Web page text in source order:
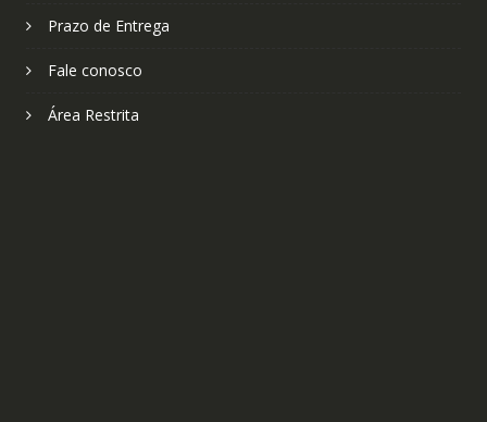
Prazo de Entrega
Fale conosco
Área Restrita